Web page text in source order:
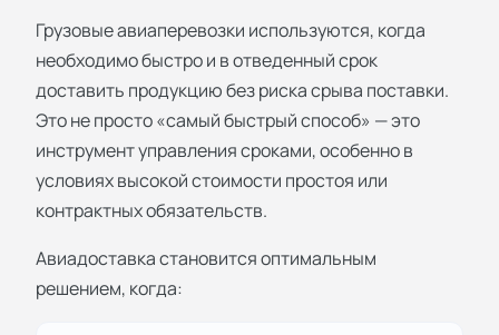
Грузовые авиаперевозки используются, когда
необходимо быстро и в отведенный срок
доставить продукцию без риска срыва поставки.
Это не просто «самый быстрый способ» — это
инструмент управления сроками, особенно в
условиях высокой стоимости простоя или
контрактных обязательств.
Авиадоставка становится оптимальным
решением, когда: